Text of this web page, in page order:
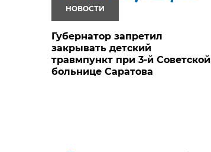
НОВОСТИ
Губернатор запретил
закрывать детский
травмпункт при 3-й Советской
больнице Саратова